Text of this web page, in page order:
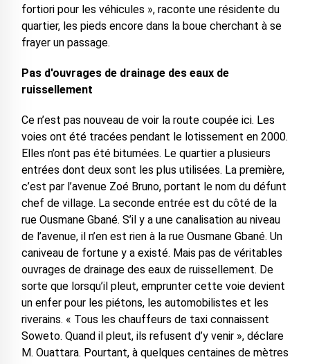
fortiori pour les véhicules », raconte une résidente du
quartier, les pieds encore dans la boue cherchant à se
frayer un passage.
Pas d'ouvrages de drainage des eaux de
ruissellement
Ce n’est pas nouveau de voir la route coupée ici. Les
voies ont été tracées pendant le lotissement en 2000.
Elles n’ont pas été bitumées. Le quartier a plusieurs
entrées dont deux sont les plus utilisées. La première,
c’est par l’avenue Zoé Bruno, portant le nom du défunt
chef de village. La seconde entrée est du côté de la
rue Ousmane Gbané. S’il y a une canalisation au niveau
de l’avenue, il n’en est rien à la rue Ousmane Gbané. Un
caniveau de fortune y a existé. Mais pas de véritables
ouvrages de drainage des eaux de ruissellement. De
sorte que lorsqu’il pleut, emprunter cette voie devient
un enfer pour les piétons, les automobilistes et les
riverains. « Tous les chauffeurs de taxi connaissent
Soweto. Quand il pleut, ils refusent d’y venir », déclare
M. Ouattara. Pourtant, à quelques centaines de mètres